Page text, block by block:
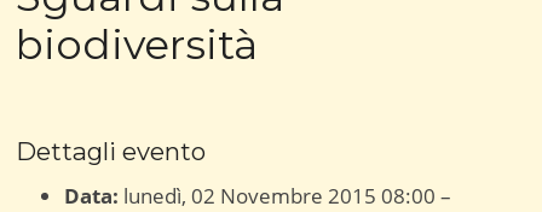
biodiversità
Dettagli evento
Data: lunedì, 02 Novembre 2015 08:00 –